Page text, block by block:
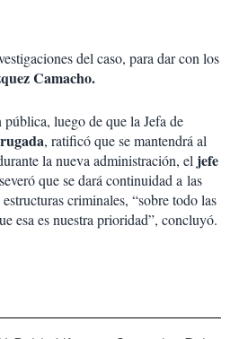
del caso, para dar con los
Camacho.
luego de que la Jefa de
, ratificó que se mantendrá al
la nueva administración, el jefe
que se dará continuidad a las
criminales, “sobre todo las
esa es nuestra prioridad”, concluyó.